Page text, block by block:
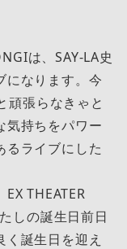
は、SAY-LA史
になります。今
頑張らなきゃと
気持ちをパワー
るライブにした
THEATER
しの誕生日前日
誕生日を迎え